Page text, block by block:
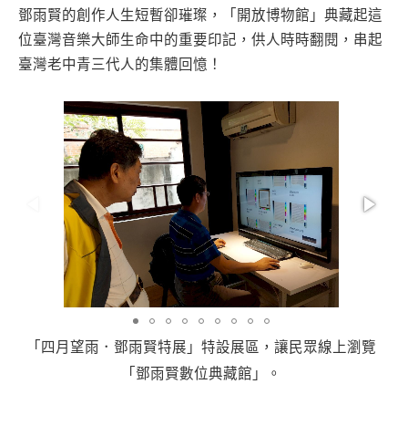
鄧雨賢的創作人生短暫卻璀璨，「開放博物館」典藏起這
位臺灣音樂大師生命中的重要印記，供人時時翻閱，串起
臺灣老中青三代人的集體回憶！
「四月望雨．鄧雨賢特展」特設展區，讓民眾線上瀏覽
「鄧雨賢數位典藏館」。